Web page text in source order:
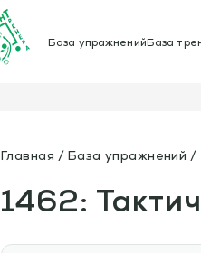
База упражненийБаза
Главная База упражнений
1462: